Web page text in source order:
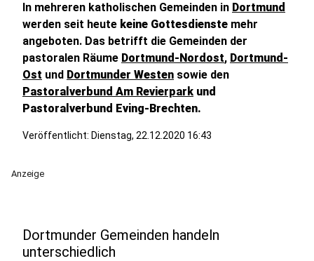
In mehreren katholischen Gemeinden in Dortmund
werden seit heute keine Gottesdienste mehr
angeboten. Das betrifft die Gemeinden der
pastoralen Räume Dortmund-Nordost, Dortmund-
Ost und Dortmunder Westen sowie den
Pastoralverbund Am Revierpark und
Pastoralverbund Eving-Brechten.
Veröffentlicht: Dienstag, 22.12.2020 16:43
Anzeige
Dortmunder Gemeinden handeln
unterschiedlich